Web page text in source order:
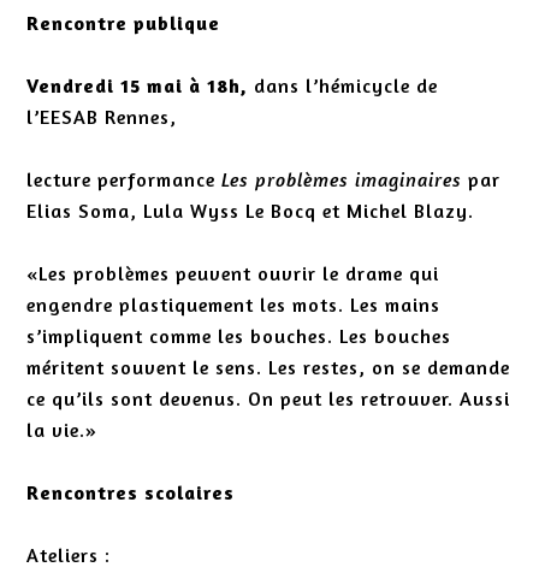
Rencontre publique
Vendredi 15 mai à 18h, dans l’hémicycle de
l’EESAB Rennes,
lecture performanceLes problèmes imaginaires par
Elias Soma, Lula Wyss Le Bocq et Michel Blazy.
«Les problèmes peuvent ouvrir le drame qui
engendre plastiquement les mots. Les mains
s’impliquent comme les bouches. Les bouches
méritent souvent le sens. Les restes, on se demande
ce qu’ils sont devenus. On peut les retrouver. Aussi
la vie.»
Rencontres scolaires
Ateliers :